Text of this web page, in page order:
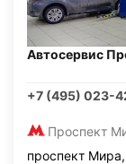
Автосервис
+7 (495) 023-
Проспект
проспект